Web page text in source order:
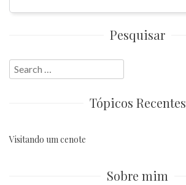
Pesquisar
Search
for:
Tópicos Recentes
Visitando um cenote
Sobre mim